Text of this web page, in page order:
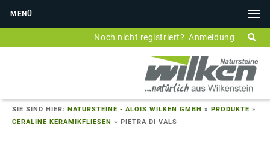
MENÜ
Anmeldung
Noch nicht registriert?
SIE SIND HIER: NATURSTEINE - ALOIS WILKEN GMBH » PRODUKTE »
CERALINE KERAMIKFLIESEN » PIETRA DI VALS